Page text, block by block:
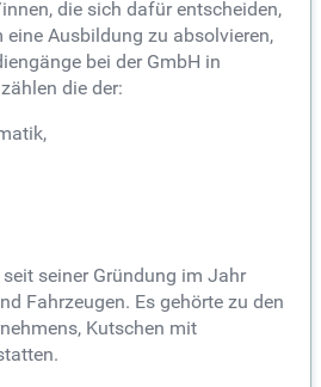
die sich dafür entscheiden,
eine Ausbildung zu absolvieren,
bei der GmbH in
die der:
seiner Gründung im Jahr
Fahrzeugen. Es gehörte zu den
Kutschen mit